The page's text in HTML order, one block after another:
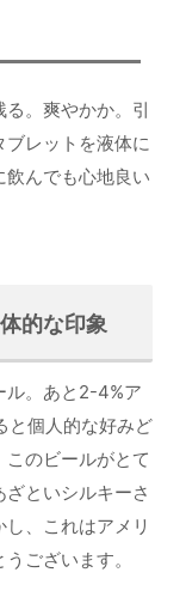
。爽やかか。引
ブレットを液体に
飲んでも心地良い
的な印象
ル。あと2-4%ア
と個人的な好みど
のビールがとて
といシルキーさ
、これはアメリ
ございます。